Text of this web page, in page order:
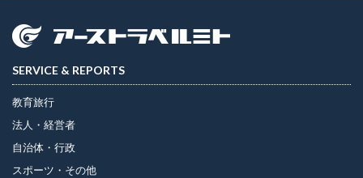
SERVICE & REPORTS
教育旅行
法人・経営者
自治体・行政
スポーツ・その他